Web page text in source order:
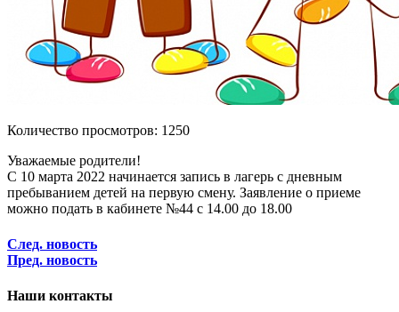
Количество просмотров: 1250
Уважаемые родители!
С 10 марта 2022 начинается запись в лагерь с дневным
пребыванием детей на первую смену. Заявление о приеме
можно подать в кабинете №44 с 14.00 до 18.00
След. новость
Пред. новость
Наши контакты